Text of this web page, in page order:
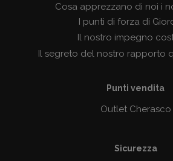
Cosa apprezzano di noi i
I punti di forza di
Il nostro impegno
Il segreto del nostro rapporto
Punti vendita
Outlet Cherasco
Sicurezza